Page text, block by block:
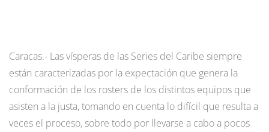
Caracas.- Las vísperas de las Series del Caribe siempre
están caracterizadas por la expectación que genera la
conformación de los rosters de los distintos equipos que
asisten a la justa, tomando en cuenta lo difícil que resulta a
veces el proceso, sobre todo por llevarse a cabo a pocos